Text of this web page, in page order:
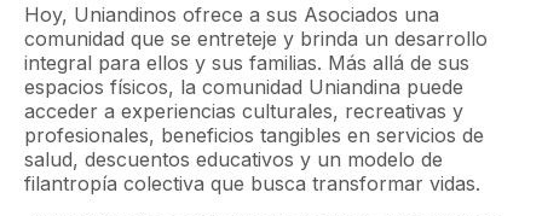
Hoy, Uniandinos ofrece a sus Asociados una
comunidad que se entreteje y brinda un desarrollo
integral para ellos y sus familias. Más allá de sus
espacios físicos, la comunidad Uniandina puede
acceder a experiencias culturales, recreativas y
profesionales, beneficios tangibles en servicios de
salud, descuentos educativos y un modelo de
filantropía colectiva que busca transformar vidas.